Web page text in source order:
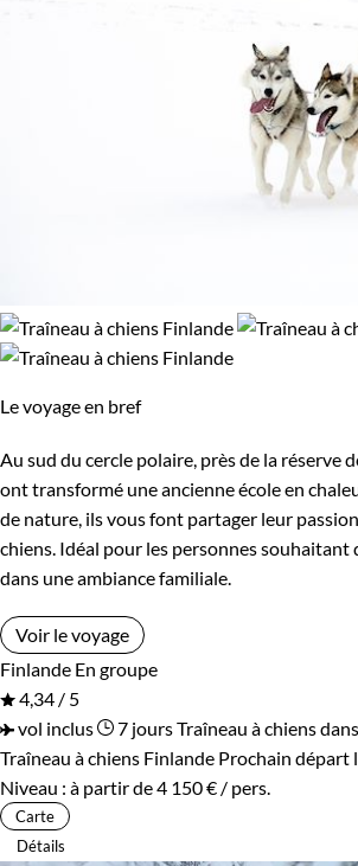
Le voyage en bref
Au sud du cercle polaire, près de la réserve
ont transformé une ancienne école en
de nature, ils vous font partager leur
chiens. Idéal pour les personnes
dans une ambiance familiale.
Voir le voyage
Finlande En groupe
4,34 / 5
vol inclus
7 joursTraîneau à chiens
Traîneau à chiens Finlande Prochain
Niveau : à partir de4 150 € / pers.
Carte
Détails